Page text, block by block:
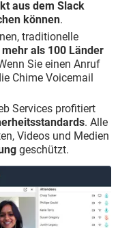
aus dem Slack
können.
traditionelle
mehr als 100 Länder
Sie einen Anruf
Chime Voicemail
Services profitiert
. Alle
Videos und Medien
geschützt.